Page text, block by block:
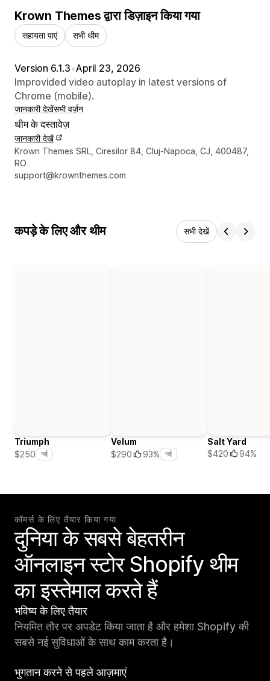
Krown Themes द्वारा डिज़ाइन किया गया
सहायता पाएं सभी थीम
Version 6.1.3•April 23, 2026
Improvided video autoplay in latest versions of
Chrome (mobile).
जानकारी देखेंसभी वर्ज़न
थीम के दस्तावेज़
जानकारी देखें
डिज़ाइनर के संपर्क की जानकारी
Krown Themes SRL, Ciresilor 84, Cluj-Napoca, CJ, 400487,
RO
support@krownthemes.com
कपड़े के लिए और थीम सभी देखें
Triumph
$250
नई
Velum
$290
93% नई
Salt Yard
$420
94%
कॉमर्स के लिए तैयार किया गया
दुनिया के सबसे बेहतरीन
ऑनलाइन स्टोर Shopify थीम
का इस्तेमाल करते हैं
भविष्य के लिए तैयार
नियमित तौर पर अपडेट किया जाता है और हमेशा Shopify की
सबसे नई सुविधाओं के साथ काम करता है।
भुगतान करने से पहले आज़माएं